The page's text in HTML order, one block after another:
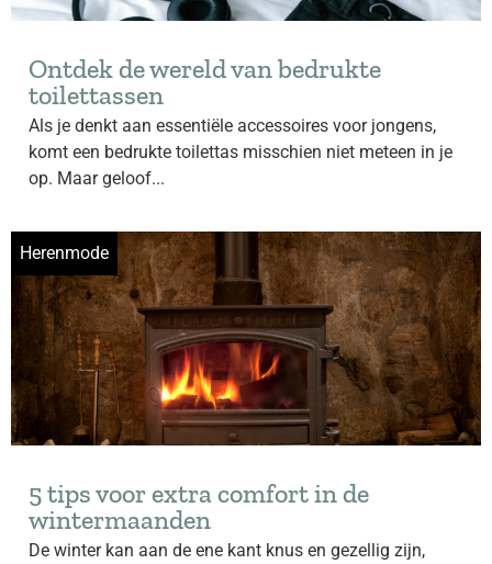
Ontdek de wereld van bedrukte
toilettassen
Als je denkt aan essentiële accessoires voor jongens,
komt een bedrukte toilettas misschien niet meteen in je
op. Maar geloof...
Herenmode
5 tips voor extra comfort in de
wintermaanden
De winter kan aan de ene kant knus en gezellig zijn,